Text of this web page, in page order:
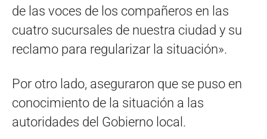
de las voces de los compañeros en las
cuatro sucursales de nuestra ciudad y su
reclamo para regularizar la situación».
Por otro lado, aseguraron que se puso en
conocimiento de la situación a las
autoridades del Gobierno local.